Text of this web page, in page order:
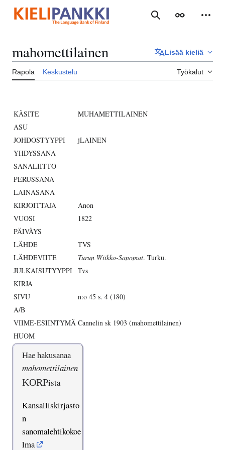
sisältöön
Haku Ulkoasu
mahomettilainen Lisää kieliä
Rapola Keskustelu Työkalut
KÄSITE
MUHAMETTILAINEN
ASU
JOHDOSTYYPPI
jLAINEN
YHDYSSANA
SANALIITTO
PERUSSANA
LAINASANA
KIRJOITTAJA
Anon
VUOSI
1822
PÄIVÄYS
LÄHDE
TVS
LÄHDEVIITE
Turun Wiikko-Sanomat. Turku.
JULKAISUTYYPPI Tvs
KIRJA
SIVU
n:o 45 s. 4 (180)
A/B
VIIME-ESIINTYMÄ Cannelin sk 1903 (mahomettilainen)
HUOM
Hae hakusanaa
mahomettilainen
KORPista
Kansalliskirjasto
n
sanomalehtikokoe
lma